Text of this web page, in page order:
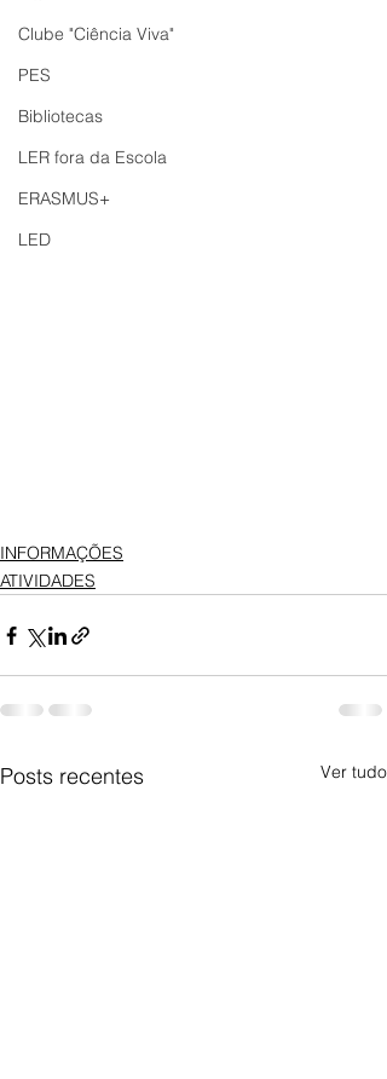
Clube "Ciência Viva"
PES
Bibliotecas
LER fora da Escola
ERASMUS+
LED
INFORMAÇÕES
ATIVIDADES
Posts recentes Ver tudo